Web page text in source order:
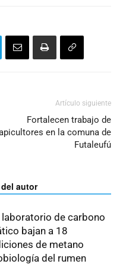
Artículo siguiente
Fortalecen trabajo de
en la comuna de
Futaleufú
del autor
laboratorio de carbono
bajan a 18
de metano
del rumen